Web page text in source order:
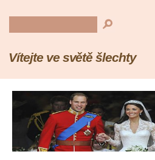
Vítejte ve světě šlechty